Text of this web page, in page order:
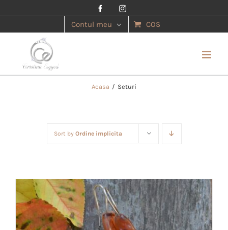
FacebookInstagram
Contul meu COS
Acasa / Seturi
Sort by Ordine implicita